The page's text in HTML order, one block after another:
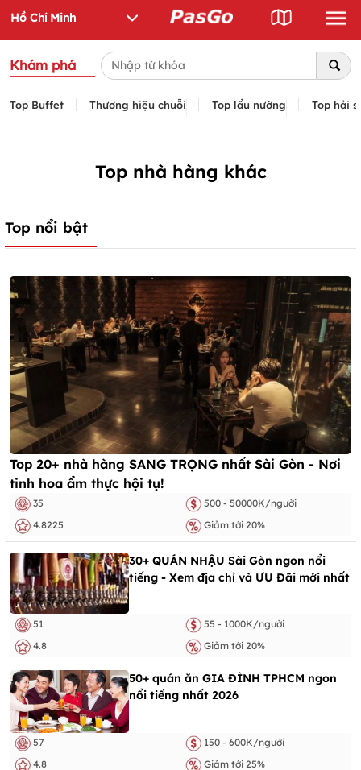
Khám phá
Top Buffet Thương hiệu chuỗi Top lẩu nướng Top hải
Top nhà hàng khác
Top nổi bật
Top 20+ nhà hàng SANG TRỌNG nhất Sài Gòn - Nơi
tinh hoa ẩm thực hội tụ!
35
500 - 50000K/người
4.8225
Giảm tới 20%
30+ QUÁN NHẬU Sài Gòn ngon nổi
tiếng - Xem địa chỉ và ƯU Đãi mới nhất
51
55 - 1000K/người
4.8
Giảm tới 20%
50+ quán ăn GIA ĐÌNH TPHCM ngon
nổi tiếng nhất 2026
57
150 - 600K/người
4.8
Giảm tới 25%